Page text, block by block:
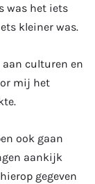
was het iets
kleiner was.
culturen en
mij het
ook gaan
aankijk
gegeven